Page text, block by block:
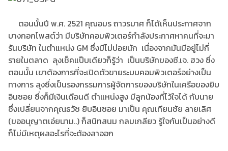
ตอนนั้นปี พ.ศ. 2521 คุณอมร ถาวรมาศ ก็ได้เห็นประกาศจาก
บางกอกโพสต์ว่า มีบริษัทคอมพิวเตอร์กำลังประกาศหาคนที่จะมา
รันบริษัท ในตำแหน่ง GM ซึ่งมีไม่บ่อยนัก เนื่องจากมันมีอยู่ไม่กี่
รายในตลาด ลุงเช็คแป๊บเดียวก็รู้ว่า เป็นบริษัทของซี.เจ. ฮวง ซึ่ง
ตอนนั้น เขาต้องการที่จะเปิดตัวขายระบบคอมพิวเตอร์อย่างเป็น
ทางการ ลุงซึ่งเป็นรองกรรมการผู้จัดการของบริษัทในเครือของยิบ
อินซอย ซึ่งก็มีเงินเดือนดี ตำแหน่งสูง มีลูกน้องที่ไว้ใจได้ กับนาย
ซึ่งเปลี่ยนจากคุณธวัช ยิบอินซอย มาเป็น คุณเทียนชัย ลายเลิศ
(ขออนุญาตเอ่ยนาม..) ก็สนิทสนม กลมเกลียว รู้ใจกันเป็นอย่างดี
ก็ไม่มีเหตุผลอะไรที่จะต้องลาออก